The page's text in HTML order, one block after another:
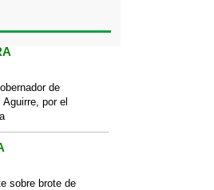
de
por el
sobre brote de